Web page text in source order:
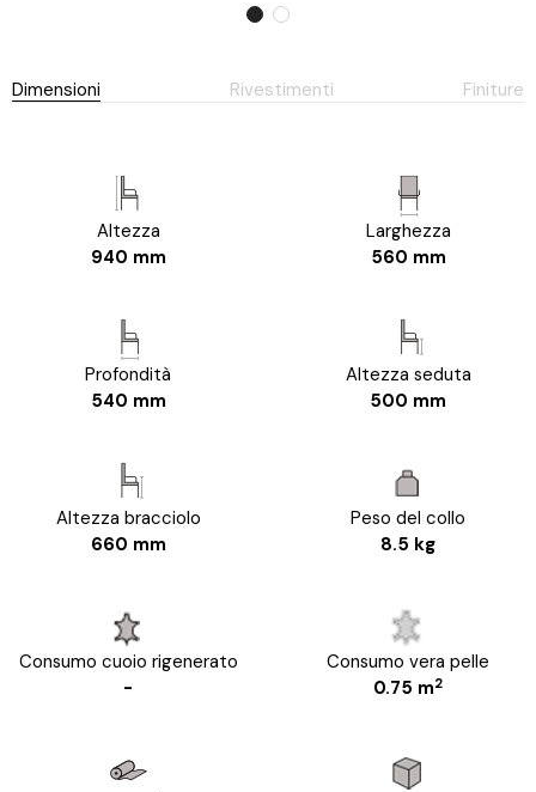
Dimensioni Rivestimenti Finiture
Altezza
940 mm
Larghezza
560 mm
Profondità
540 mm
Altezza seduta
500 mm
Altezza bracciolo
660 mm
Peso del collo
8.5 kg
Consumo cuoio rigenerato
-
Consumo vera pelle
0.75 m2